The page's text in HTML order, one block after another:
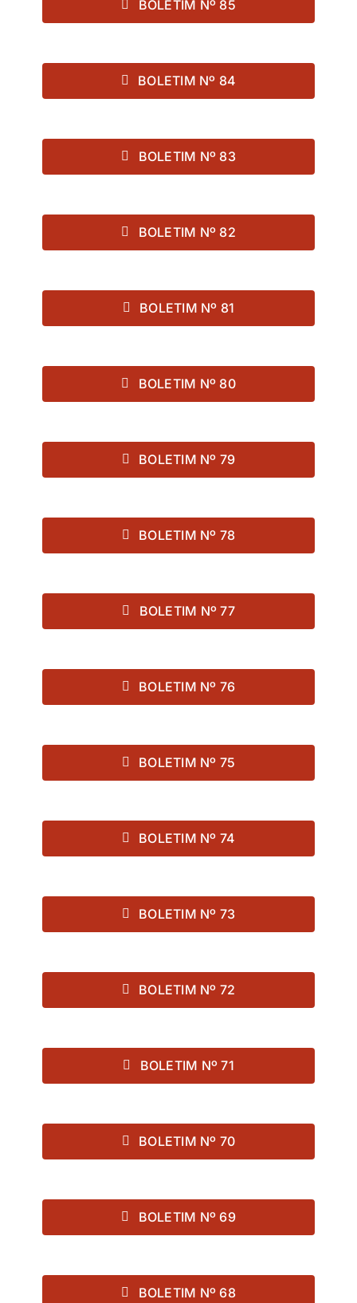
BOLETIM Nº 85
BOLETIM Nº 84
BOLETIM Nº 83
BOLETIM Nº 82
BOLETIM Nº 81
BOLETIM Nº 80
BOLETIM Nº 79
BOLETIM Nº 78
BOLETIM Nº 77
BOLETIM Nº 76
BOLETIM Nº 75
BOLETIM Nº 74
BOLETIM Nº 73
BOLETIM Nº 72
BOLETIM Nº 71
BOLETIM Nº 70
BOLETIM Nº 69
BOLETIM Nº 68